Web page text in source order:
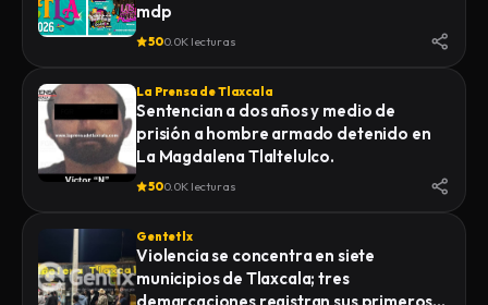
mdp
500.0K lecturas
La Prensa de Tlaxcala
Sentencian a dos años y medio de
prisión a hombre armado detenido en
La Magdalena Tlaltelulco.
500.0K lecturas
Gentetlx
Violencia se concentra en siete
municipios de Tlaxcala; tres